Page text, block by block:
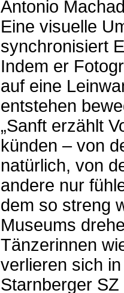
Antonio
Eine visuelle
synchronisiert
Indem er
auf eine
entstehen
„Sanft erzählt
künden – von
natürlich, von
andere nur
dem so streng
Museums
Tänzerinnen
verlieren sich
Starnberger SZ